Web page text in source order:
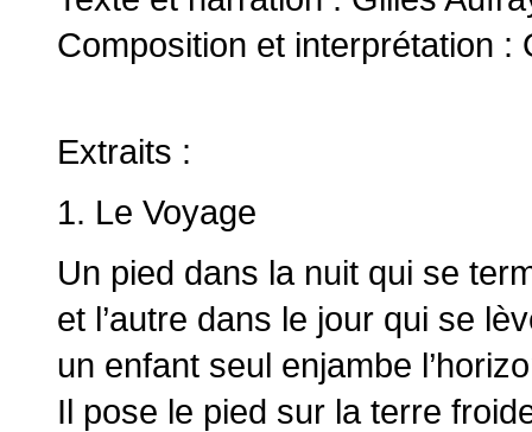
Composition et interprétation :
Extraits :
1. Le Voyage
Un pied dans la nuit qui se
et l’autre dans le jour qui se
un enfant seul enjambe
Il pose le pied sur la terre